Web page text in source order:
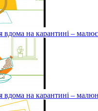
вдома на карантині –
вдома на карантині –